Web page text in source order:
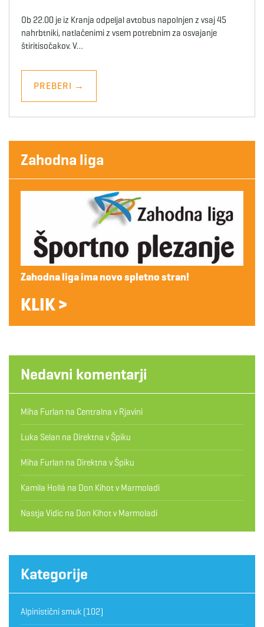
Ob 22.00 je iz Kranja odpeljal avtobus napolnjen z vsaj 45
nahrbtniki, natlačenimi z vsem potrebnim za osvajanje
štiritisočakov. V…
PREBERI →
Zahodna liga
Zahodna liga ima novo spletno stran!
KLIK >
Nedavni komentarji
Miha Furlan na Centralna v Rjavini
Luka Selan na Direktna v Špiku
Miha Furlan na Direktna v Špiku
Kamila Hollá na Don Kihot v Marmoladi
Nastja Vidic na Don Kihot v Marmoladi
Kategorije
Alpinistični smuk (102)